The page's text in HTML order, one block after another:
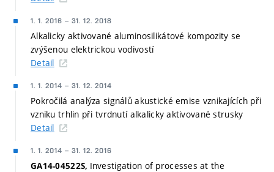
1. 1. 2016 – 31. 12. 2018
Alkalicky aktivované aluminosilikátové kompozity se
zvýšenou elektrickou vodivostí
Detail
1. 1. 2014 – 31. 12. 2014
Pokročilá analýza signálů akustické emise vznikajících při
vzniku trhlin při tvrdnutí alkalicky aktivované strusky
Detail
1. 1. 2014 – 31. 12. 2016
GA14-04522S, Investigation of processes at the